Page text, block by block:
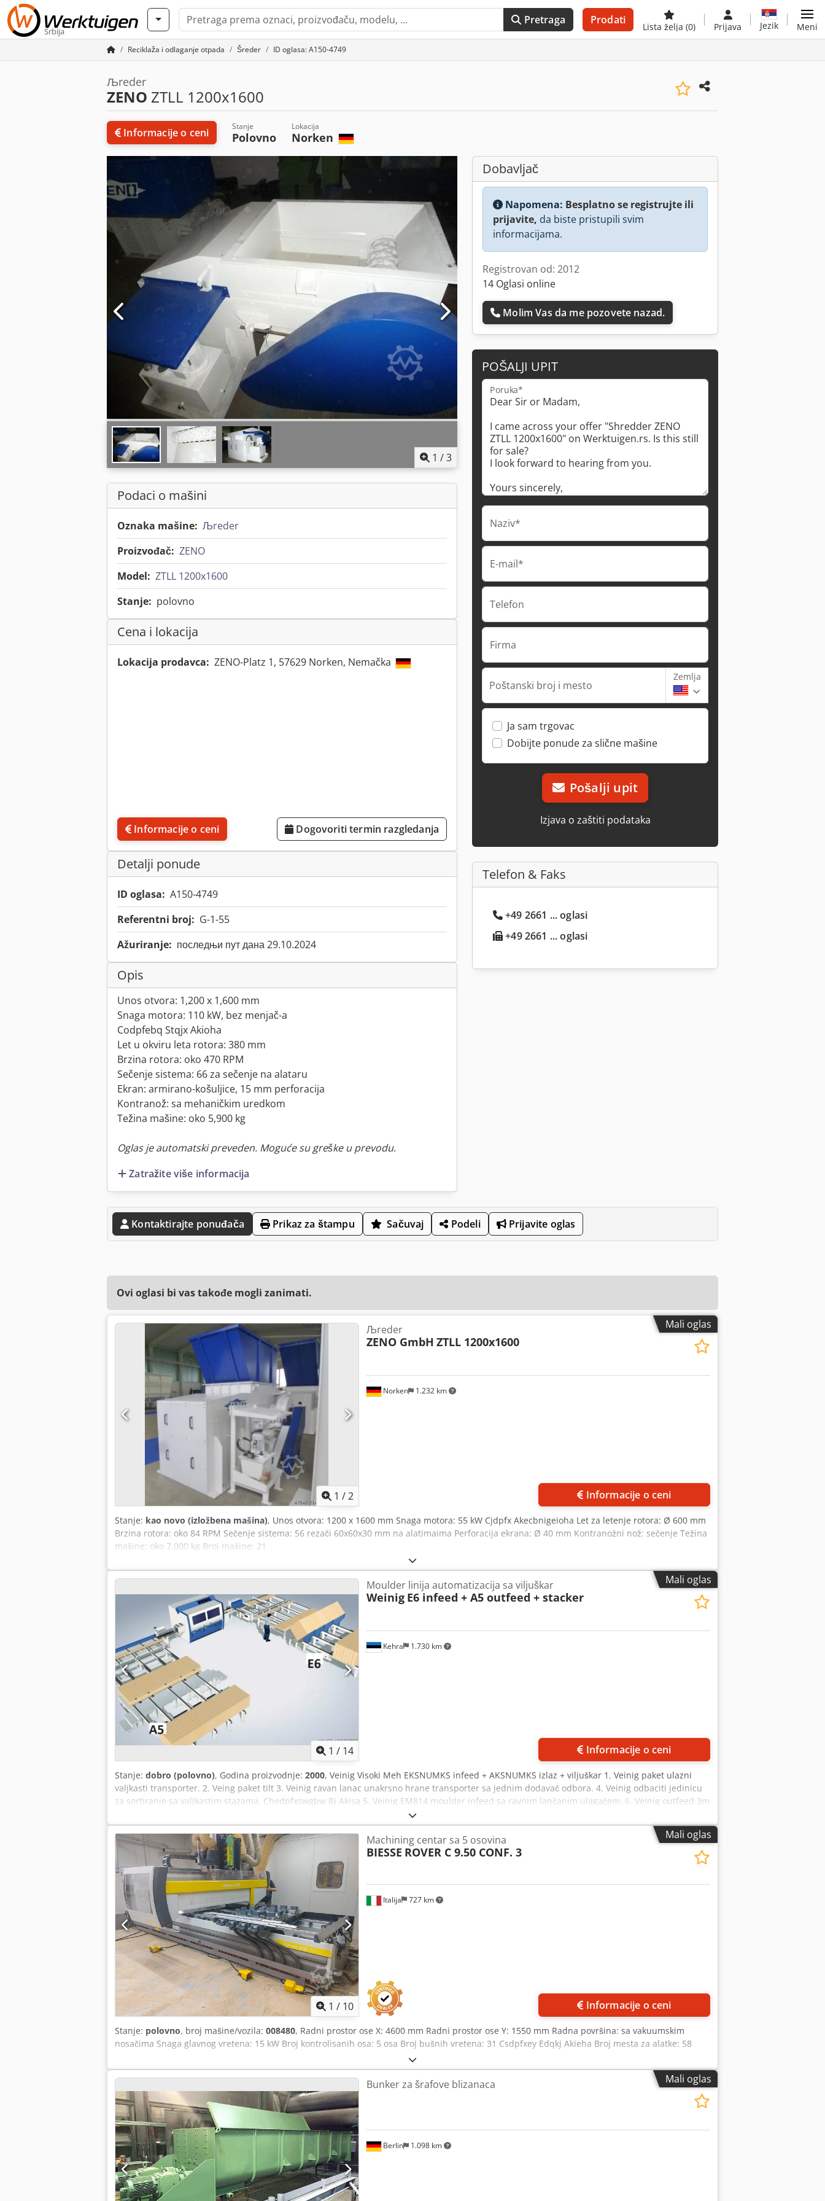
Srbija
Pretraga Prodati
Lista želja (0) Prijava Jezik Meni
Reciklaža i odlaganje otpada Šreder ID oglasa: A150-4749
Љreder
ZENO ZTLL 1200x1600
Informacije o ceni Stanje
Polovno
Lokacija
Norken
1 /3
Podaci o mašini
Oznaka mašine: Љreder
Proizvođač: ZENO
Model: ZTLL 1200x1600
Stanje: polovno
Cena i lokacija
Lokacija prodavca: ZENO-Platz 1, 57629 Norken, Nemačka
Informacije o ceni Dogovoriti termin razgledanja
Detalji ponude
ID oglasa: A150-4749
Referentni broj: G-1-55
Ažuriranje: последњи пут дана 29.10.2024
Opis
Unos otvora: 1,200 x 1,600 mm
Snaga motora: 110 kW, bez menjač-a
Codpfebq Stqjx Akioha
Let u okviru leta rotora: 380 mm
Brzina rotora: oko 470 RPM
Sečenje sistema: 66 za sečenje na alataru
Ekran: armirano-košuljice, 15 mm perforacija
Kontranož: sa mehaničkim uredkom
Težina mašine: oko 5,900 kg
Oglas je automatski preveden. Moguće su greške u prevodu.
Zatražite više informacija
Dobavljač
Napomena: Besplatno se registrujte ili
prijavite, da biste pristupili svim
informacijama.
Registrovan od: 2012
14 Oglasi online
Molim Vas da me pozovete nazad.
POŠALJI UPIT
Poruka*
Naziv*
E-mail*
Telefon
Firma
Poštanski broj i mesto
Zemlja
Ja sam trgovac
Dobijte ponude za slične mašine
Pošalji upit
Izjava o zaštiti podataka
Telefon & Faks
+49 2661 ... oglasi
+49 2661 ... oglasi
Kontaktirajte ponuđača Prikaz za štampu Sačuvaj Podeli Prijavite oglas
Ovi oglasi bi vas takođe mogli zanimati.
Mali oglas
1 /2
Norken 1.232 km
Љreder
ZENO GmbH ZTLL 1200x1600
Informacije o ceni
Stanje: kao novo (izložbena mašina), Unos otvora: 1200 x 1600 mm Snaga motora: 55 kW Cjdpfx Akecbnigeioha Let za letenje rotora: Ø 600 mm
Brzina rotora: oko 84 RPM Sečenje sistema: 56 rezači 60x60x30 mm na alatimaima Perforacija ekrana: Ø 40 mm Kontranožni nož: sečenje Težina
mašine: oko 7,000 kg Broj mašine: 21
Mali oglas
1 / 14
Kehra 1.730 km
Moulder linija automatizacija sa viljuškar
Weinig E6 infeed + A5 outfeed + stacker
Informacije o ceni
Stanje: dobro (polovno), Godina proizvodnje: 2000, Veinig Visoki Meh EKSNUMKS infeed + AKSNUMKS izlaz + viljuškar 1. Veinig paket ulazni
valjkasti transporter. 2. Veing paket tilt 3. Veinig ravan lanac unakrsno hrane transporter sa jednim dodavač odbora. 4. Veinig odbaciti jedinicu
za sortiranje sa valjkastim stazama. Chedpfxswgbw Rj Akisa 5. Veinig EM814 moulder infeed sa ravnim lančanim ulagačem. 6. Veinig outfeed 3m
pojas akcelerator transporter. 7. Valjkasti transporter sa unakrsnim lancem za napajanje. 8. Veinig unakrsno hranjenje tampon traka
transporter. 9. Veinig stan lanac viljuškar sa makazama lift valjak transporter. 10. Veinig paket izlazni valjkasti transporteri. Moguće je ponuditi
sa dodatnim Veinig sistemom za grupisanje ako je potrebno.
Mali oglas
1 / 10
Italija 727 km
Machining centar sa 5 osovina
BIESSE ROVER C 9.50 CONF. 3
Informacije o ceni
Stanje: polovno, broj mašine/vozila: 008480, Radni prostor ose X: 4600 mm Radni prostor ose Y: 1550 mm Radna površina: sa vakuumskim
nosačima Snaga glavnog vretena: 15 kW Broj kontrolisanih osa: 5 osa Broj bušnih vretena: 31 Csdpfxey Edqkj Akieha Broj mesta za alatke: 58
Mali oglas
Berlin 1.098 km
Bunker za šrafove blizanaca